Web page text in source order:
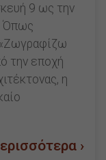
9 ως την
Όπως
«Ζωγραφίζω
την εποχή
η
›